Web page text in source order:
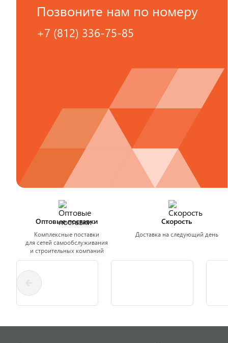
Позвоните нам по номеру
+7 (812) 336-75-85
Оптовые поставки
Комплексные поставки
для сетей самообслуживания
и строительных компаний
Скорость
Доставка на следующий день